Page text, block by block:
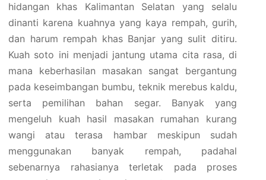
hidangan khas Kalimantan Selatan yang selalu
dinanti karena kuahnya yang kaya rempah, gurih,
dan harum rempah khas Banjar yang sulit ditiru.
Kuah soto ini menjadi jantung utama cita rasa, di
mana keberhasilan masakan sangat bergantung
pada keseimbangan bumbu, teknik merebus kaldu,
serta pemilihan bahan segar. Banyak yang
mengeluh kuah hasil masakan rumahan kurang
wangi atau terasa hambar meskipun sudah
menggunakan banyak rempah, padahal
sebenarnya rahasianya terletak pada proses